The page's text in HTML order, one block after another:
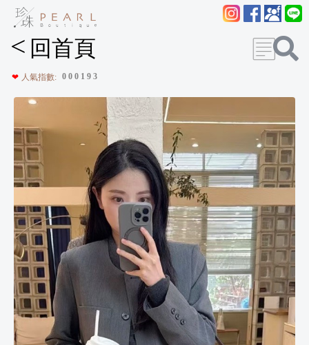
< 回首頁
❤ 人氣指數: 0 0 0 1 9 3